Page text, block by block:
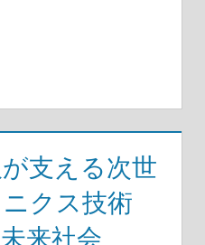
支える次世
クス技術
来社会